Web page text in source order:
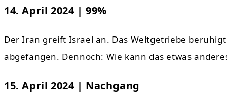
14. April 2024 | 99%
Der Iran greift Israel an. Das Weltgetriebe
abgefangen. Dennoch: Wie kann das etwas
15. April 2024 | Nachgang